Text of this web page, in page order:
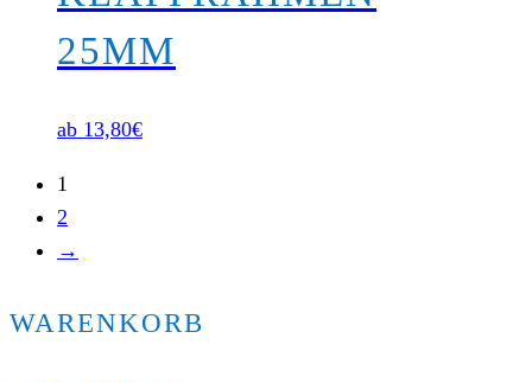
25MM
ab 13,80€
1
2
→
WARENKORB